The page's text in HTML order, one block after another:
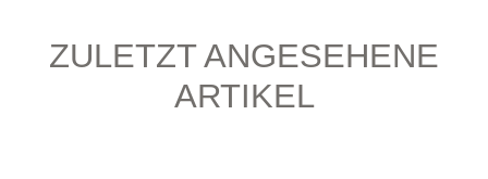
ZULETZT ANGESEHENE
ARTIKEL